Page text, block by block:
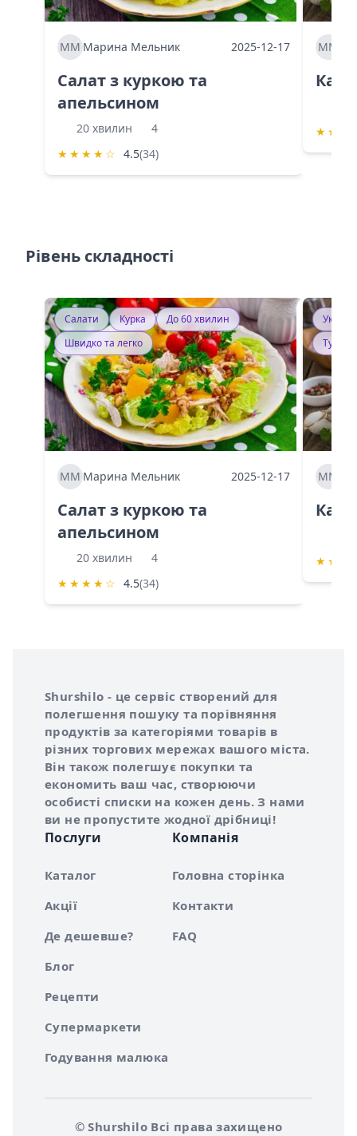
ММ Марина Мельник 2025-12-17
Салат з куркою та
апельсином
20 хвилин
4
★ ★ ★ ★ ☆ 4.5(34)
ММ
★ ★
Рівень складності
Салати Курка
До 60 хвилин
Швидко та легко
ММ Марина Мельник 2025-12-17
Салат з куркою та
апельсином
20 хвилин
4
★ ★ ★ ★ ☆ 4.5(34)
ММ
★ ★
Про сервіс Shurshilo
Shurshilo - це сервіс створений для
полегшення пошуку та порівняння
продуктів за категоріями товарів в
різних торгових мережах вашого міста.
Він також полегшує покупки та
економить ваш час, створюючи
особисті списки на кожен день. З нами
ви не пропустите жодної дрібниці!
Послуги
Каталог
Акції
Де дешевше?
Блог
Рецепти
Супермаркети
Годування малюка
Компанія
Головна сторінка
Контакти
FAQ
© Shurshilo Всі права захищено